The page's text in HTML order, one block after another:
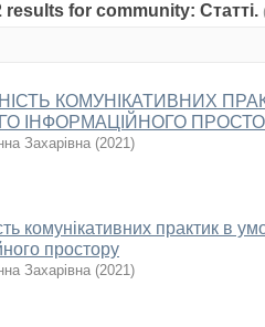
for community: Статті.
КОМУНІКАТИВНИХ
ІНФОРМАЦІЙНОГО
Захарівна (2021)
комунікативних практик в
простору
Захарівна (2021)